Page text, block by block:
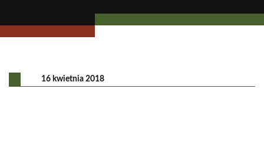
16 kwietnia 2018